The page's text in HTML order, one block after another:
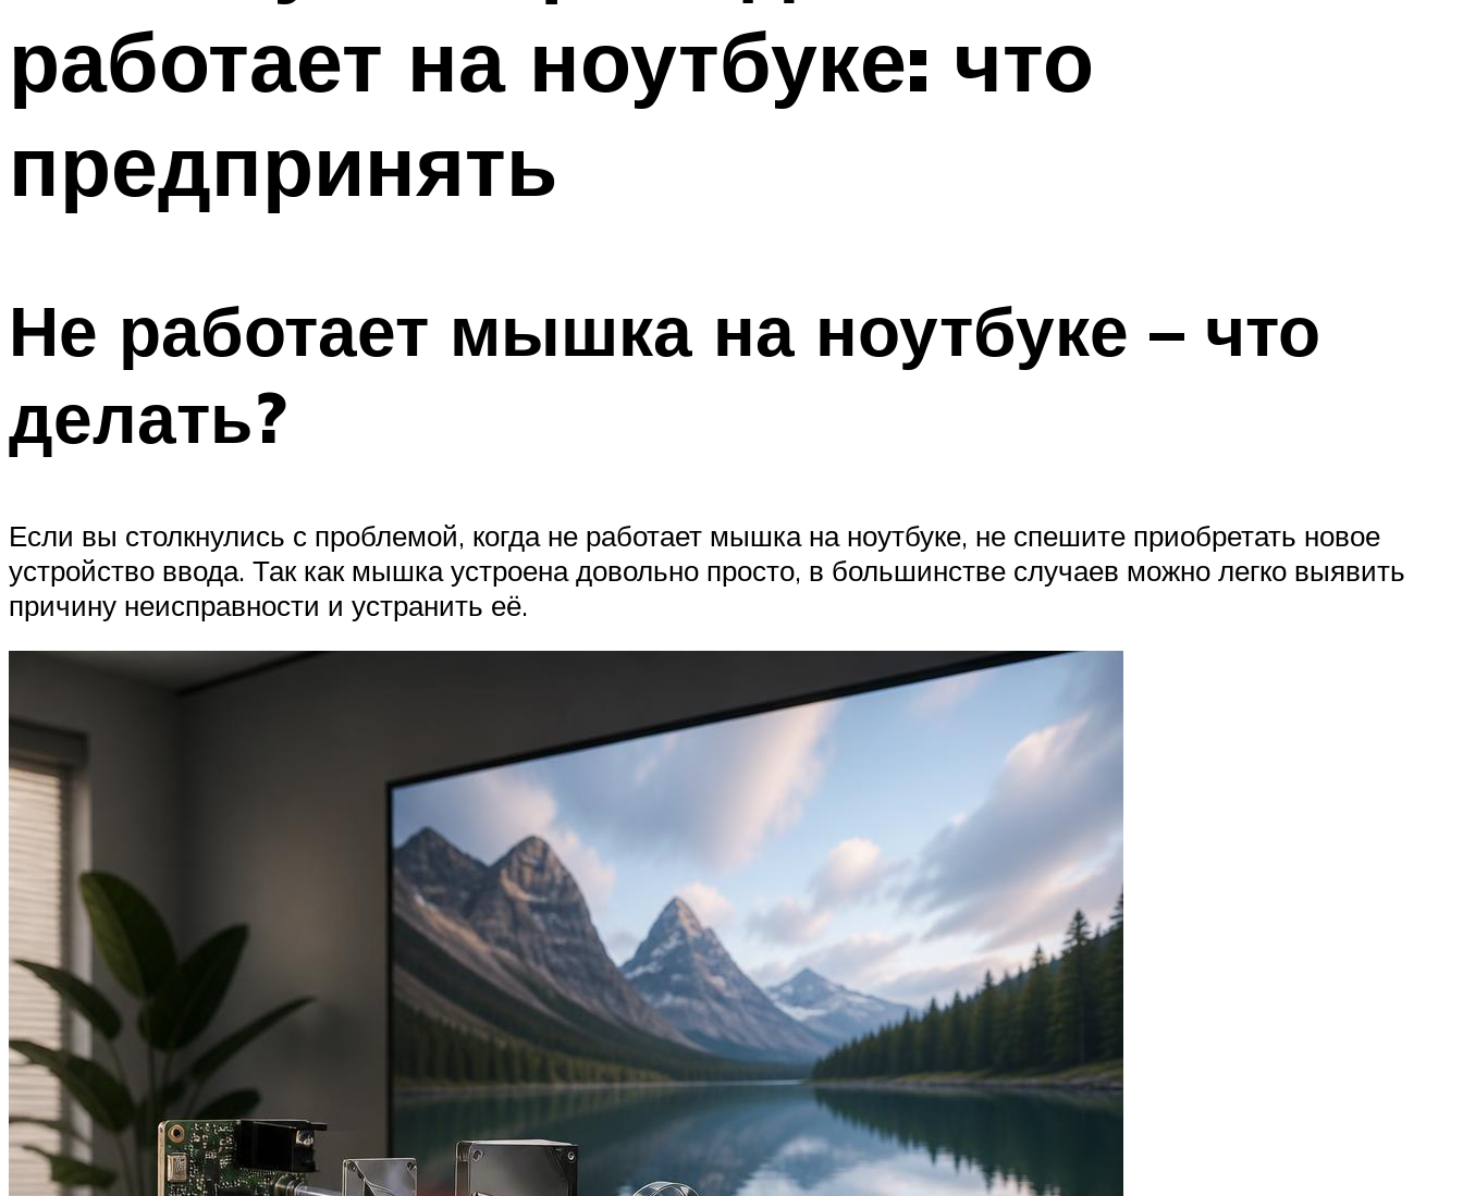
работает на ноутбуке: что
предпринять
Не работает мышка на ноутбуке – что
делать?
Если вы столкнулись с проблемой, когда не работает мышка на ноутбуке, не спешите приобретать новое
устройство ввода. Так как мышка устроена довольно просто, в большинстве случаев можно легко выявить
причину неисправности и устранить её.